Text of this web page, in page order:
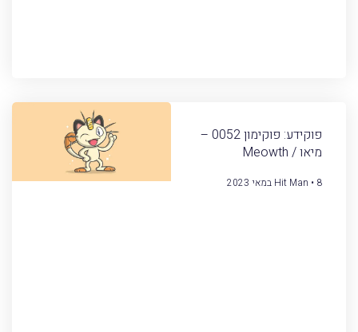
פוקידע: פוקימון 0052 –
מיאו / Meowth
Hit Man 8 במאי 2023